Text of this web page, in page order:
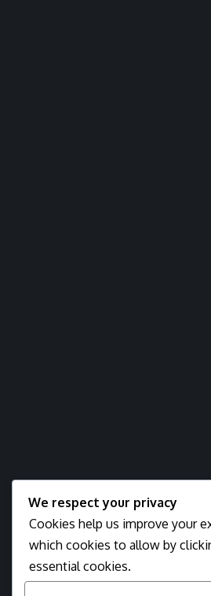
We respect your privacy
Cookies help us improve your
which cookies to allow by
essential cookies.